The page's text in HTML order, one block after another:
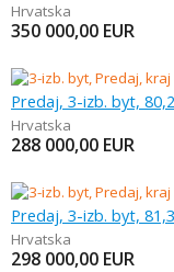
Hrvatska
350 000,00 EUR
Predaj, 3-izb. byt,
Hrvatska
288 000,00 EUR
Predaj, 3-izb. byt,
Hrvatska
298 000,00 EUR